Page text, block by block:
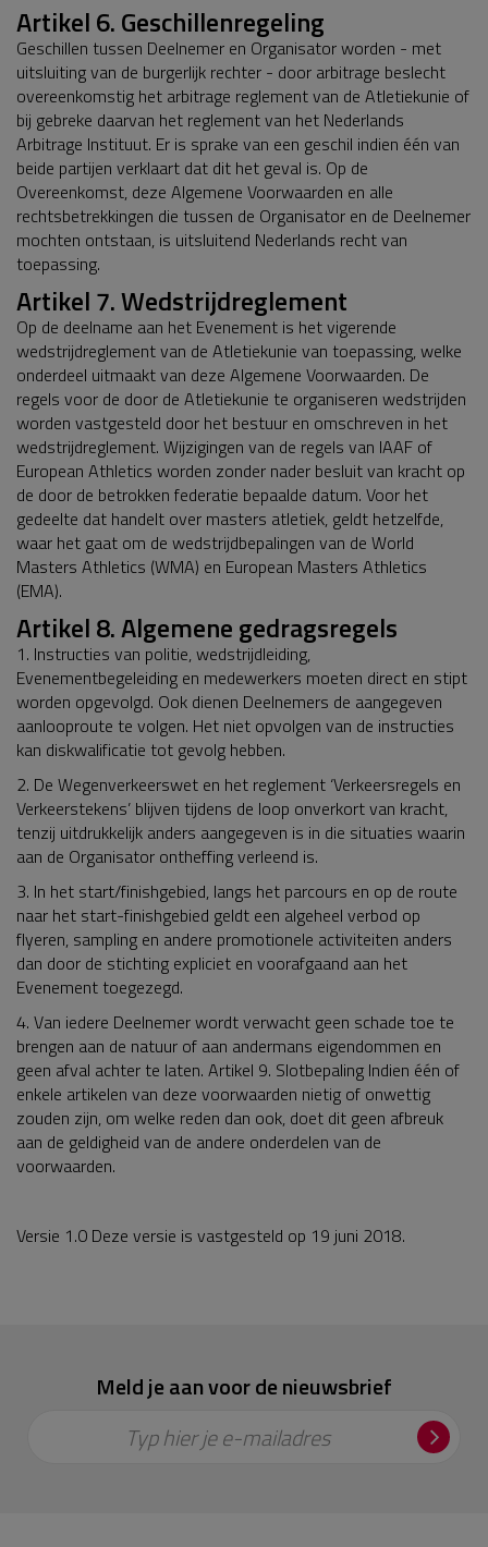
Artikel 6. Geschillenregeling
Geschillen tussen Deelnemer en Organisator worden - met
uitsluiting van de burgerlijk rechter - door arbitrage beslecht
overeenkomstig het arbitrage reglement van de Atletiekunie of
bij gebreke daarvan het reglement van het Nederlands
Arbitrage Instituut. Er is sprake van een geschil indien één van
beide partijen verklaart dat dit het geval is. Op de
Overeenkomst, deze Algemene Voorwaarden en alle
rechtsbetrekkingen die tussen de Organisator en de Deelnemer
mochten ontstaan, is uitsluitend Nederlands recht van
toepassing.
Artikel 7. Wedstrijdreglement
Op de deelname aan het Evenement is het vigerende
wedstrijdreglement van de Atletiekunie van toepassing, welke
onderdeel uitmaakt van deze Algemene Voorwaarden. De
regels voor de door de Atletiekunie te organiseren wedstrijden
worden vastgesteld door het bestuur en omschreven in het
wedstrijdreglement. Wijzigingen van de regels van IAAF of
European Athletics worden zonder nader besluit van kracht op
de door de betrokken federatie bepaalde datum. Voor het
gedeelte dat handelt over masters atletiek, geldt hetzelfde,
waar het gaat om de wedstrijdbepalingen van de World
Masters Athletics (WMA) en European Masters Athletics
(EMA).
Artikel 8. Algemene gedragsregels
1. Instructies van politie, wedstrijdleiding,
Evenementbegeleiding en medewerkers moeten direct en stipt
worden opgevolgd. Ook dienen Deelnemers de aangegeven
aanlooproute te volgen. Het niet opvolgen van de instructies
kan diskwalificatie tot gevolg hebben.
2. De Wegenverkeerswet en het reglement ‘Verkeersregels en
Verkeerstekens’ blijven tijdens de loop onverkort van kracht,
tenzij uitdrukkelijk anders aangegeven is in die situaties waarin
aan de Organisator ontheffing verleend is.
3. In het start/finishgebied, langs het parcours en op de route
naar het start-finishgebied geldt een algeheel verbod op
flyeren, sampling en andere promotionele activiteiten anders
dan door de stichting expliciet en voorafgaand aan het
Evenement toegezegd.
4. Van iedere Deelnemer wordt verwacht geen schade toe te
brengen aan de natuur of aan andermans eigendommen en
geen afval achter te laten. Artikel 9. Slotbepaling Indien één of
enkele artikelen van deze voorwaarden nietig of onwettig
zouden zijn, om welke reden dan ook, doet dit geen afbreuk
aan de geldigheid van de andere onderdelen van de
voorwaarden.
Versie 1.0 Deze versie is vastgesteld op 19 juni 2018.
Meld je aan voor de nieuwsbrief
Typ hier je e-mailadres